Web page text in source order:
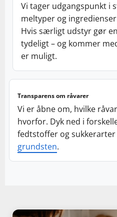
Vi tager udgangspunkt i
meltyper og
Hvis særligt udstyr gør
tydeligt – og kommer
er muligt.
Transparens om råvarer
Vi er åbne om, hvilke
hvorfor. Dyk ned i
fedtstoffer og sukkerarter
grundsten.